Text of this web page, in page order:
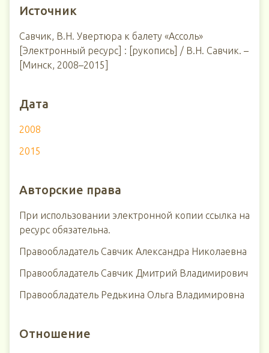
Источник
Савчик, В.Н. Увертюра к балету «Ассоль»
[Электронный ресурс] : [рукопись] / В.Н. Савчик. –
[Минск, 2008–2015]
Дата
2008
2015
Авторские права
При использовании электронной копии ссылка на
ресурс обязательна.
Правообладатель Савчик Александра Николаевна
Правообладатель Савчик Дмитрий Владимирович
Правообладатель Редькина Ольга Владимировна
Отношение